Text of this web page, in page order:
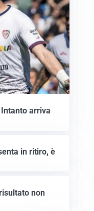
arriva
in ritiro, è
non